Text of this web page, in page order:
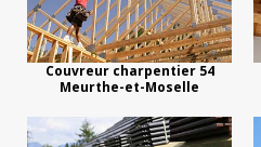
Couvreur charpentier 54
Meurthe-et-Moselle